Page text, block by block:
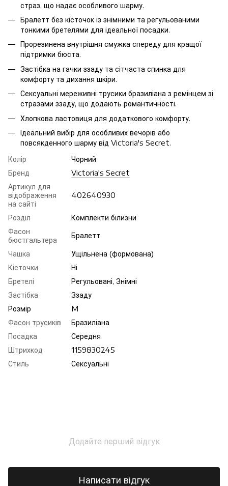
страз, що надає особливого шарму.
Бралетт без кісточок із знімними та регульованими
тонкими бретелями для ідеальної посадки.
Прорезинена внутрішня смужка спереду для кращої
підтримки бюста.
Застібка на гачки ззаду та сітчаста спинка для
комфорту та дихання шкіри.
Сексуальні мереживні трусики бразиліана з ремінцем зі
стразами ззаду, що додають романтичності.
Хлопкова ластовиця для додаткового комфорту.
Ідеальний вибір для особливих вечорів або
повсякденного шарму від Victoria's Secret.
Колір
Чорний
Бренд
Victoria's Secret
Артикул для
відображення
на сайті
402640930
Розділ
Комплекти білизни
Фасон
бюстгальтера
Бралетт
Чашка
Ущільнена (формована)
Кісточки
Ні
Бретелі
Регульовані, Знімні
Застібка
Ззаду
Розмір
M
Фасон трусиків
Бразиліана
Посадка
Середня
Штрихкод
1159830245
Стиль
Сексуальні
Додайте перший відгук
Написати відгук